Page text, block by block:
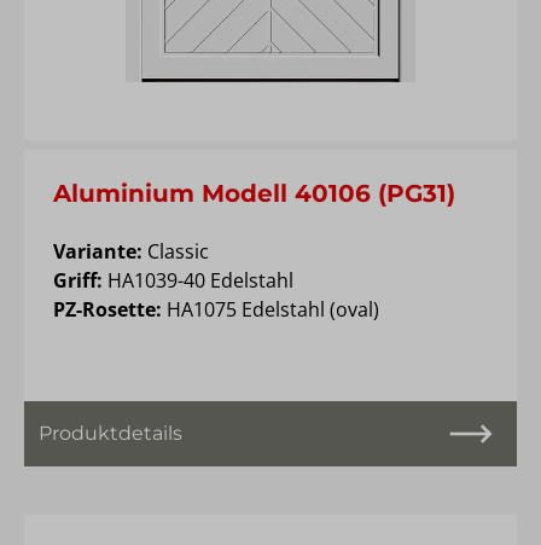
Aluminium Modell 40106 (PG31)
Variante: Classic
Griff: HA1039-40 Edelstahl
PZ-Rosette: HA1075 Edelstahl (oval)
Produktdetails